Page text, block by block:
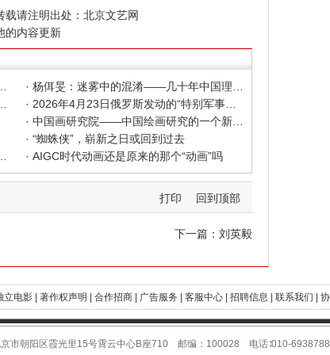
请注明出处： 北京文艺网
的内容更新
· 2026年4月23日俄罗斯发动的“特别军事行动”已进入第5个年头，俄乌局势最新综述
· 中国画研究院——中国绘画研究的一个新开篇
· “蜘蛛侠”，崭新之日或回到过去
· AIGC时代动画还是原来的那个“动画”吗
打印 回到顶部
下一篇： 刘英毅
电影 | 著作权声明 | 合作招商 | 广告服务 | 客服中心 | 招聘信息 | 联系我们 |
京市朝阳区霞光里15号霄云中心B座710 邮编：100028 电话∶010-